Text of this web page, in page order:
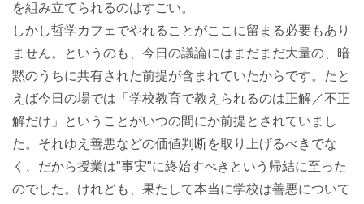
を組み立てられるのはすごい。
しかし哲学カフェでやれることがここに留まる必要もあり
ません。というのも、今日の議論にはまだまだ大量の、暗
黙のうちに共有された前提が含まれていたからです。たと
えば今日の場では「学校教育で教えられるのは正解／不正
解だけ」ということがいつの間にか前提とされていまし
た。それゆえ善悪などの価値判断を取り上げるべきでな
く、だから授業は"事実"に終始すべきという帰結に至った
のでした。けれども、果たして本当に学校は善悪について